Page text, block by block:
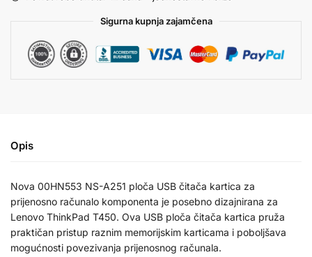
Sigurna kupnja zajamčena
Opis
Nova 00HN553 NS-A251 ploča USB čitača kartica za
prijenosno računalo komponenta je posebno dizajnirana za
Lenovo ThinkPad T450. Ova USB ploča čitača kartica pruža
praktičan pristup raznim memorijskim karticama i poboljšava
mogućnosti povezivanja prijenosnog računala.